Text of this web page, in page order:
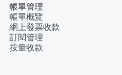
帳單管理
帳單概覽
網上發票收款
訂閱管理
按量收款